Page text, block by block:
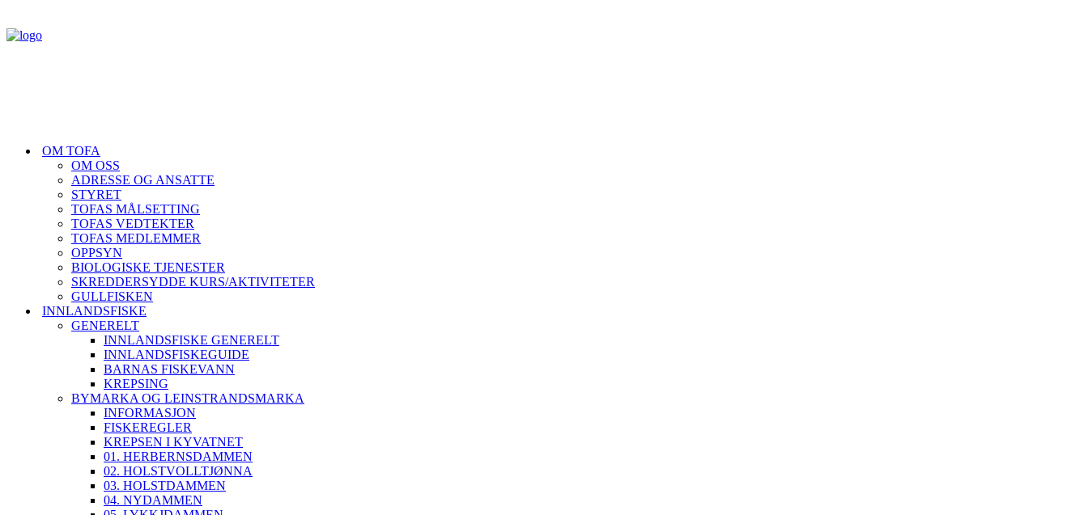
OM TOFA
OM OSS
ADRESSE OG ANSATTE
STYRET
TOFAS MÅLSETTING
TOFAS VEDTEKTER
TOFAS MEDLEMMER
OPPSYN
BIOLOGISKE TJENESTER
SKREDDERSYDDE KURS/AKTIVITETER
GULLFISKEN
INNLANDSFISKE
GENERELT
INNLANDSFISKE GENERELT
INNLANDSFISKEGUIDE
BARNAS FISKEVANN
KREPSING
BYMARKA OG LEINSTRANDSMARKA
INFORMASJON
FISKEREGLER
KREPSEN I KYVATNET
01. HERBERNSDAMMEN
02. HOLSTVOLLTJØNNA
03. HOLSTDAMMEN
04. NYDAMMEN